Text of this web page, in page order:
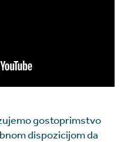
gostoprimstvo
dispozicijom da